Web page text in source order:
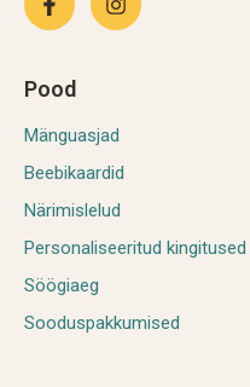
Pood
Mänguasjad
Beebikaardid
Närimislelud
Personaliseeritud kingitused
Söögiaeg
Sooduspakkumised